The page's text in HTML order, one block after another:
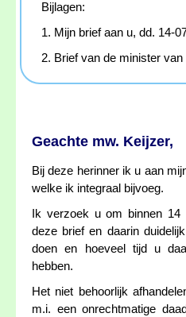
Bijlagen:
1. Mijn brief aan u, dd. 14-
2. Brief van de minister van
Geachte mw. Keijzer,
Bij deze herinner ik u aan
welke ik integraal bijvoeg.
Ik verzoek u om binnen 14
deze brief en daarin
doen en hoeveel tijd u
hebben.
Het niet behoorlijk
m.i. een onrechtmatige